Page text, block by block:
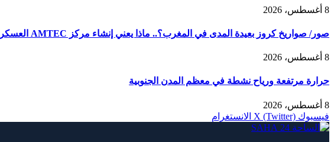
8 أغسطس، 2026
صور/ صواريخ كروز بعيدة المدى في المغرب؟.. ماذا يعني إنشاء مركز AMTEC العسكري الأمريكي في طانطان؟
8 أغسطس، 2026
حرارة مرتفعة ورياح نشطة في معظم المدن الجنوبية
8 أغسطس، 2026
فيسبوك X (Twitter) الانستغرام